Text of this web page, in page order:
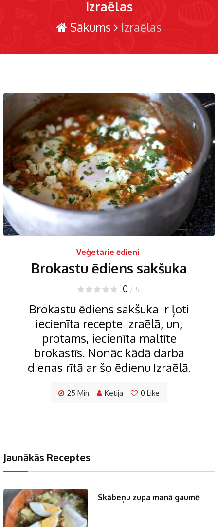
Izraēlas
Sākums Izraēlas
Veģetārie ēdieni
Brokastu ēdiens sakšuka
0 / 5
Brokastu ēdiens sakšuka ir ļoti
iecienīta recepte Izraēlā, un,
protams, iecienīta maltīte
brokastīs. Nonāc kādā darba
dienas rītā ar šo ēdienu Izraēlā.
25 Min Ketija 0 Like
Jaunākās Receptes
Skābeņu zupa manā gaumē